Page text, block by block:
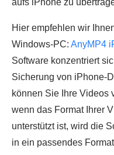
aufs iPhone zu
Hier empfehlen wir
Windows-PC: AnyMP4
Software konzentriert
Sicherung von iPhone-
können Sie Ihre Videos
wenn das Format Ihrer
unterstützt ist, wird die
in ein passendes